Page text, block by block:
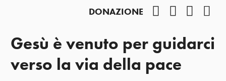
DONAZIONE
Gesù è venuto per guidarci
verso la via della pace